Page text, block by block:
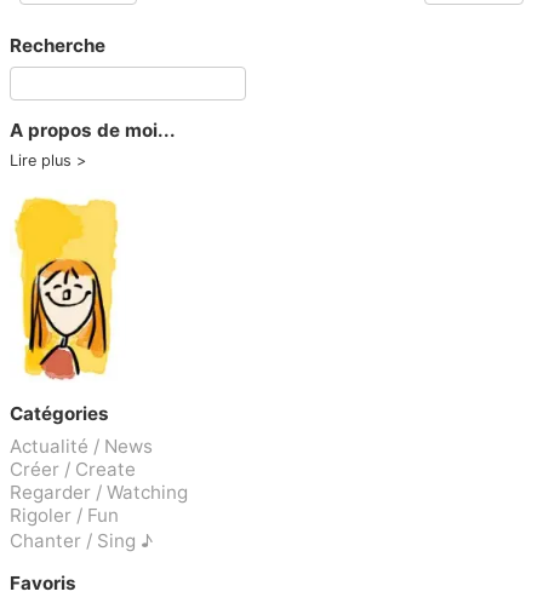
Recherche
A propos de moi...
Lire plus
Catégories
Actualité / News
Créer / Create
Regarder / Watching
Rigoler / Fun
Chanter / Sing ♪
Favoris